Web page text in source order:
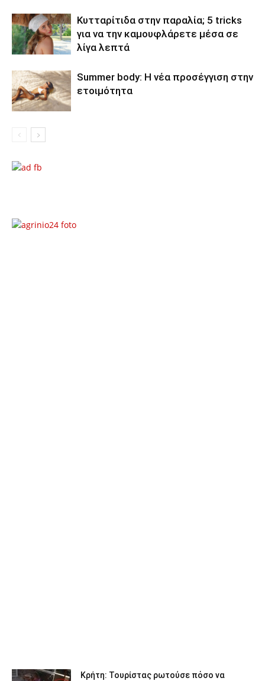
Κυτταρίτιδα στην παραλία; 5 tricks
για να την καμουφλάρετε μέσα σε
λίγα λεπτά
Summer body: Η νέα προσέγγιση στην
ετοιμότητα
Κρήτη: Τουρίστας ρωτούσε πόσο να